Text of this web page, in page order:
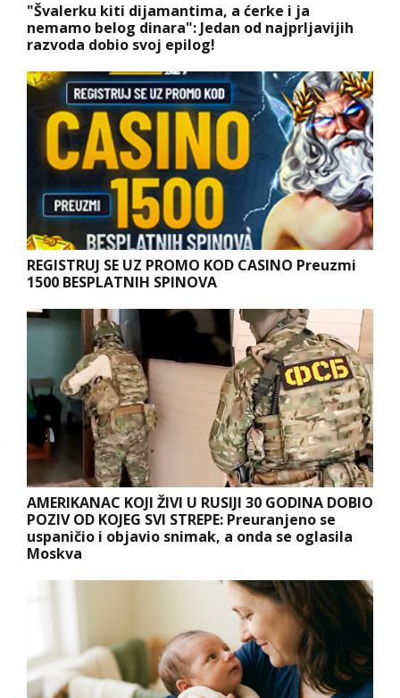
"Švalerku kiti dijamantima, a ćerke i ja
nemamo belog dinara": Jedan od najprljavijih
razvoda dobio svoj epilog!
REGISTRUJ SE UZ PROMO KOD CASINO Preuzmi
1500 BESPLATNIH SPINOVA
AMERIKANAC KOJI ŽIVI U RUSIJI 30 GODINA DOBIO
POZIV OD KOJEG SVI STREPE: Preuranjeno se
uspaničio i objavio snimak, a onda se oglasila
Moskva